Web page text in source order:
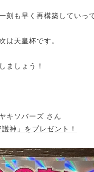
刻も早く再構築していっ
は天皇杯です。
ましょう！
キソバーズ さん
神」をプレゼント！